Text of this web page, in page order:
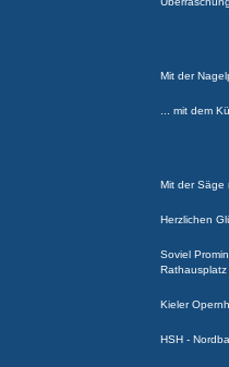
Mit der
... mit dem
Mit der Säge
Herzlichen
Soviel
Rathausplatz
Kieler
HSH -